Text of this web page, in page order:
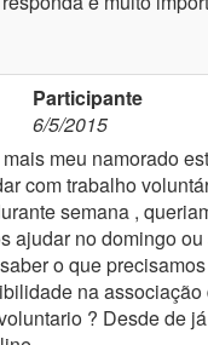
Participante
6/5/2015
meu namorado
com trabalho
semana ,
ajudar no domingo
o que
na associação
? Desde de